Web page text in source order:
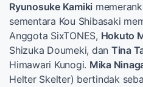
Ryunosuke Kamiki
sementara Kou Shibasaki
Anggota SixTONES, Hokuto
Shizuka Doumeki, dan Tina
Himawari Kunogi. Mika
Helter Skelter) bertindak